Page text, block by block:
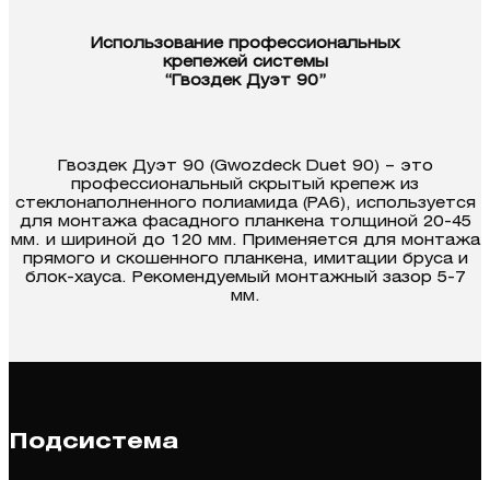
Использование профессиональных
крепежей системы
“Гвоздек Дуэт 90”
Гвоздек Дуэт 90 (Gwozdeck Duet 90) – это
профессиональный скрытый крепеж из
стеклонаполненного полиамида (PA6), используется
для монтажа фасадного планкена толщиной 20-45
мм. и шириной до 120 мм. Применяется для монтажа
прямого и скошенного планкена, имитации бруса и
блок-хауса. Рекомендуемый монтажный зазор 5-7
мм.
Подсистема